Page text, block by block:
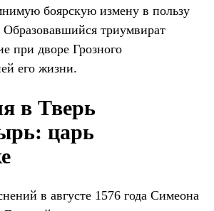
боярскую измену в пользу
Образовавшийся триумвират
при дворе Грозного
его жизни.
в Тверь
царь
в августе 1576 года Симеона